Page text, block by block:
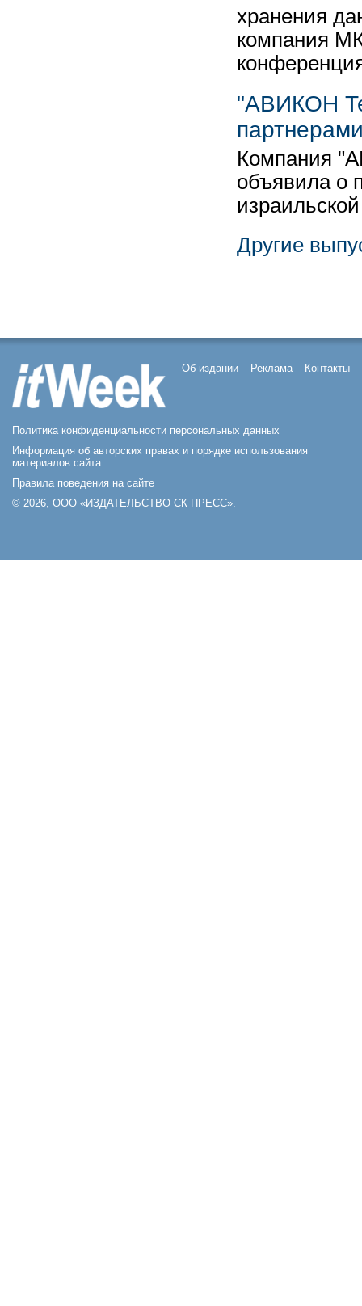
хранения
компания
"АВИКОН
Компания
объявила о
Другие
Об издании Реклама Контакты
Политика конфиденциальности персональных данных
Информация об авторских правах и порядке использования
материалов сайта
Правила поведения на сайте
© 2026, ООО «ИЗДАТЕЛЬСТВО СК ПРЕСС».